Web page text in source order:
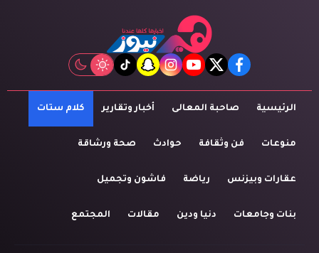
facebook
twitter
youtube
instagram
snapchat
tiktok
الرئيسية صاحبة المعالى أخبار وتقارير كلام ستات
منوعات فن وثقافة حوادث صحة ورشاقة
عقارات وبيزنس رياضة فاشون وتجميل
بنات وجامعات دنيا ودين مقالات المجتمع